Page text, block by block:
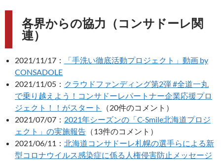
各界からの協力（コンサドーレ関
連）
2021/11/17：
「手洗い徹底活動プロジェクト」動画 by
CONSADOLE
2021/11/05： クラウドファンディング第2弾 #全道一丸
で乗り越えよう！コンサドーレパートナー企業応援プロ
ジェクト！！がスタート
（20件のコメント）
2021/07/07： 2021年シーズンの「C-Smile北海道プロジ
ェクト」の実施報告 （13件のコメント）
2021/06/11： 北海道コンサドーレ札幌の選手らによる新
型コロナウイルス感染症に係る人権侵害防止メッセージ